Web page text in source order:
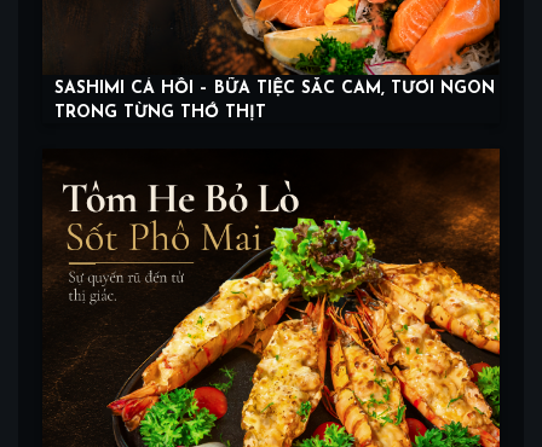
SASHIMI CÁ HỒI – BỮA TIỆC SẮC CAM, TƯƠI NGON
TRONG TỪNG THỚ THỊT